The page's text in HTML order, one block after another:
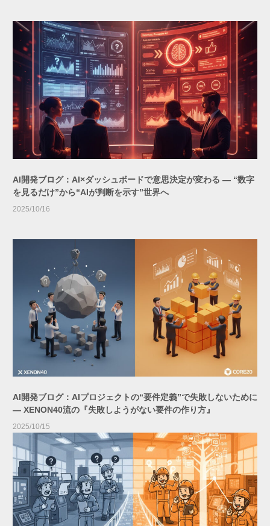
AI開発ブログ：AI×ダッシュボードで意思決定が変わる ― “数字
を見るだけ”から“AIが判断を示す”世界へ
2025/10/16
AI開発ブログ：AIプロジェクトの“要件定義”で失敗しないために
― XENON40流の『失敗しようがない要件の作り方』
2025/10/15